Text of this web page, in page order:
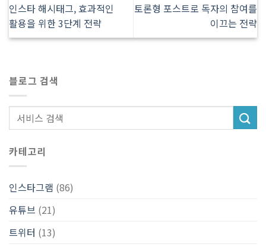
인스타 해시태그, 효과적인
활용을 위한 3단계 전략
토론형 포스트로 독자의 참여를
이끄는 전략
블로그 검색
카테고리
인스타그램 (86)
유튜브 (21)
트위터 (13)